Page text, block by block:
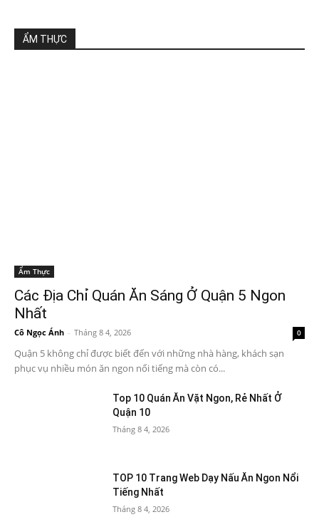
ẨM THỰC
Ẩm Thực
Các Địa Chỉ Quán Ăn Sáng Ở Quận 5 Ngon
Nhất
Cô Ngọc Ánh - Tháng 8 4, 2026 0
Quận 5 không chỉ được biết đến với những nhà hàng, khách sạn
phục vụ nhiều món ăn ngon nổi tiếng mà còn có...
Top 10 Quán Ăn Vặt Ngon, Rẻ Nhất Ở
Quận 10
Tháng 8 4, 2026
TOP 10 Trang Web Dạy Nấu Ăn Ngon Nổi
Tiếng Nhất
Tháng 8 4, 2026